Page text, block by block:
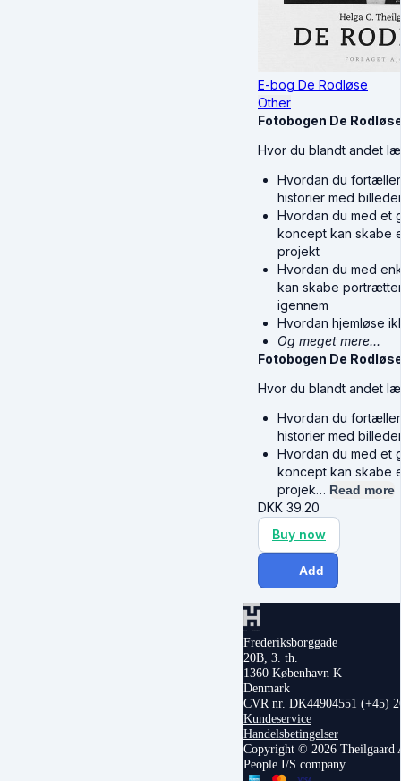
E-bog De Rodløse
Other
Fotobogen De
Hvor du blandt andet
Hvordan du
historier med
Hvordan du med et
koncept kan skabe
projekt
Hvordan du med
kan skabe
igennem
Hvordan hjemløse
Og meget mere...
Fotobogen De
Hvor du blandt andet
Hvordan du
historier med
Hvordan du med et
koncept kan skabe
projek… Read more
DKK 39.20
Buy now
Add
Frederiksborggade
20B, 3. th.
1360 København K
Denmark
CVR nr. DK44904551 (+45)
Kundeservice
Handelsbetingelser
Copyright © 2026 Theilgaard
People I/S company